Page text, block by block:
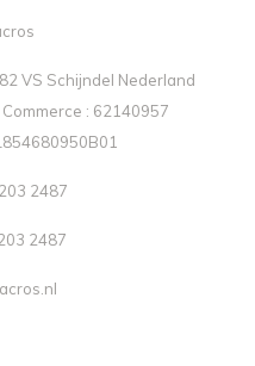
VS Schijndel Nederland
: 62140957
2487
2487